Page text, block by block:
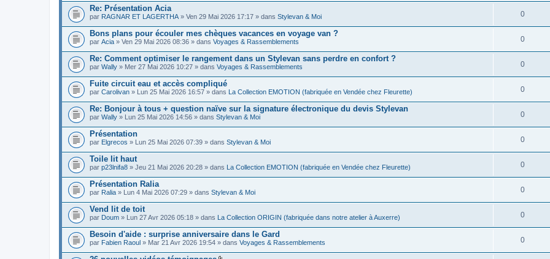
Re: Présentation Acia
par RAGNAR ET LAGERTHA » Ven 29 Mai 2026 17:17 » dans Stylevan & Moi 0
Bons plans pour écouler mes chèques vacances en voyage van ?
par Acia » Ven 29 Mai 2026 08:36 » dans Voyages & Rassemblements 0
Re: Comment optimiser le rangement dans un Stylevan sans perdre en confort ?
par Wally » Mer 27 Mai 2026 10:27 » dans Voyages & Rassemblements 0
Fuite circuit eau et accès compliqué
par Carolivan » Lun 25 Mai 2026 16:57 » dans La Collection EMOTION (fabriquée en Vendée chez Fleurette) 0
Re: Bonjour à tous + question naïve sur la signature électronique du devis Stylevan
par Wally » Lun 25 Mai 2026 14:56 » dans Stylevan & Moi 0
Présentation
par Elgrecos » Lun 25 Mai 2026 07:39 » dans Stylevan & Moi 0
Toile lit haut
par p23lnifa8 » Jeu 21 Mai 2026 20:28 » dans La Collection EMOTION (fabriquée en Vendée chez Fleurette) 0
Présentation Ralia
par Ralia » Lun 4 Mai 2026 07:29 » dans Stylevan & Moi 0
Vend lit de toit
par Doum » Lun 27 Avr 2026 05:18 » dans La Collection ORIGIN (fabriquée dans notre atelier à Auxerre) 0
Besoin d'aide : surprise anniversaire dans le Gard
par Fabien Raoul » Mar 21 Avr 2026 19:54 » dans Voyages & Rassemblements 0